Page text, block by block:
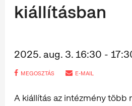
kiállításban
2025. aug. 3. 16:30 -
MEGOSZTÁS E-MAIL
A kiállítás az intézmény több